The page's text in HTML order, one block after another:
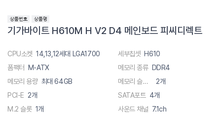
기가바이트 H610M H V2 D4 메인보드 피씨디렉트
CPU소켓 14,13,12세대 LGA1700 세부칩셋 H610
폼팩터 M-ATX 메모리 종류 DDR4
메모리 용량 최대 64GB 메모리 슬롯 수
2개
PCI-E 2개 SATA포트 4개
M.2 슬롯 1개 사운드 채널 7.1ch